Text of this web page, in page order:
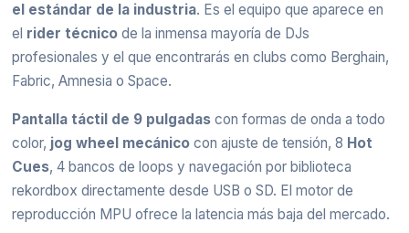
el estándar de la industria. Es el equipo que aparece en
el rider técnicode la inmensa mayoría de DJs
profesionales y el que encontrarás en clubs como Berghain,
Fabric, Amnesia o Space.
Pantalla táctil de 9 pulgadascon formas de onda a todo
color, jog wheel mecánicocon ajuste de tensión, 8 Hot
Cues, 4 bancos de loops y navegación por biblioteca
rekordbox directamente desde USB o SD. El motor de
reproducción MPU ofrece la latencia más baja del mercado.